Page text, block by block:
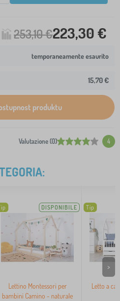
253,10 €223,30 €
temporaneamente esaurito
15,70 €
produktu
Valutazione (0) 4
DISPONIBILE
Lettino Montessori per
bambini Camino - naturale
Tip
Letto a
>